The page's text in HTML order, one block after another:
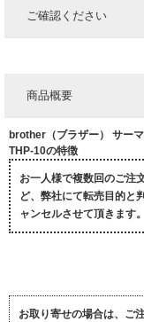
ご確認ください
商品概要
brother（ブラザー） サー
THP-10の特徴
お一人様で複数回のご注
ど、弊社にて転売目的と
ャンセルさせて頂きます。
お取り寄せの場合は、ご